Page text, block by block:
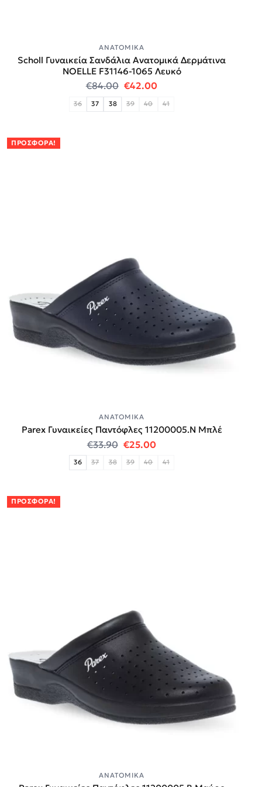
ΑΝΑΤΟΜΙΚΆ
Scholl Γυναικεία Σανδάλια Ανατομικά Δερμάτινα
NOELLE F31146-1065 Λευκό
€84.00 Original price was: €84.00.
€42.00Η τρέχουσα τιμή
36 37 38 39 40 41
ΠΡΟΣΦΟΡΆ!
ΑΝΑΤΟΜΙΚΆ
Parex Γυναικείες Παντόφλες 11200005.N Μπλέ
€33.90 Original price was: €33.90.
€25.00Η τρέχουσα τιμή
36 37 38 39 40 41
ΠΡΟΣΦΟΡΆ!
ΑΝΑΤΟΜΙΚΆ